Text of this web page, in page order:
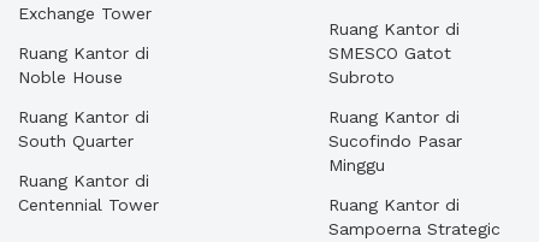
Exchange Tower
Ruang Kantor di
Noble House
Ruang Kantor di
South Quarter
Ruang Kantor di
Centennial Tower
Ruang Kantor di
SMESCO Gatot
Subroto
Ruang Kantor di
Sucofindo Pasar
Minggu
Ruang Kantor di
Sampoerna Strategic